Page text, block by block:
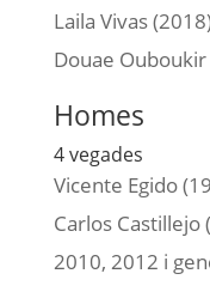
Laila Vivas
Douae
Homes
4 vegades
Vicente Egido
Carlos
2010, 2012 i